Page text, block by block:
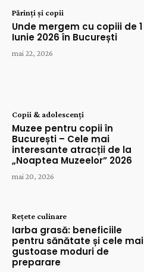
Părinți și copii
Unde mergem cu copiii de 1
Iunie 2026 în București
mai 22, 2026
Copii & adolescenți
Muzee pentru copii în
București – Cele mai
interesante atracții de la
„Noaptea Muzeelor” 2026
mai 20, 2026
Rețete culinare
Iarba grasă: beneficiile
pentru sănătate și cele mai
gustoase moduri de
preparare